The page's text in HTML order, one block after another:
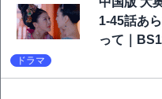
1-45話あ
って｜
ドラマ